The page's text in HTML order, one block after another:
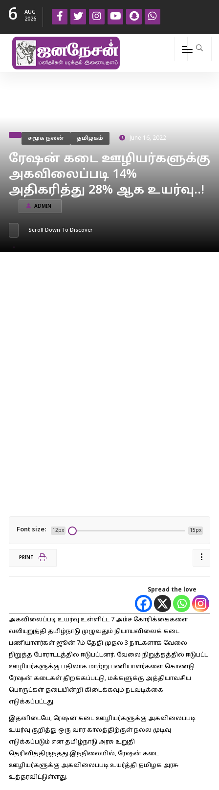
6
AUG
2026
சமூக நலன் தமிழகம் June 16, 2022
ரேஷன் கடை ஊழியர்களுக்கு
அகவிலைப்படி 14%
அதிகரித்து 28% ஆக உயர்வு..!
ADMIN
Scroll Down To Discover
Font size: 12px 15px
PRINT
Spread the love
அகவிலைப்படி உயர்வு உள்ளிட்ட 7 அம்ச கோரிக்கைகளை
வலியுறுத்தி தமிழ்நாடு முழுவதும் நியாயவிலைக் கடை
பணியாளர்கள் ஜூன் 7ம் தேதி முதல் 3 நாட்களாக வேலை
நிறுத்த போராட்டத்தில் ஈடுபட்டனர். வேலை நிறுத்தத்தில் ஈடுபட்ட
ஊழியர்களுக்கு பதிலாக மாற்று பணியாளர்களை கொண்டு
ரேஷன் கடைகள் திறக்கப்பட்டு, மக்களுக்கு அத்தியாவசிய
பொருட்கள் தடையின்றி கிடைக்கவும் நடவடிக்கை
எடுக்கப்பட்டது.
இதனிடையே, ரேஷன் கடை ஊழியர்களுக்கு அகவிலைப்படி
உயர்வு குறித்து ஒரு வார காலத்திற்குள் நல்ல முடிவு
எடுக்கப்படும் என தமிழ்நாடு அரசு உறுதி
தெரிவித்திருந்தது.இந்நிலையில், ரேஷன் கடை
ஊழியர்களுக்கு அகவிலைப்படி உயர்த்தி தமிழக அரசு
உத்தரவிட்டுள்ளது.